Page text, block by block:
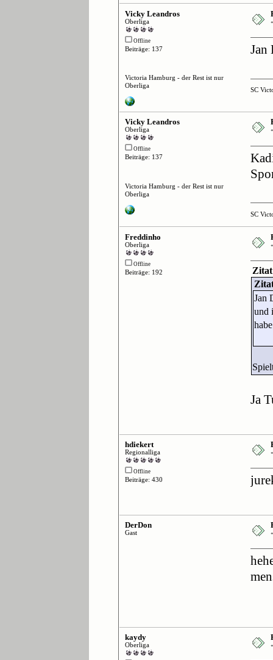
Vicky Leandros
Oberliga
Offline
Beiträge: 137
Victoria Hamburg - der Rest ist nur
Oberliga
Jan
SC
Vicky Leandros
Oberliga
Offline
Beiträge: 137
Victoria Hamburg - der Rest ist nur
Oberliga
SC
Freddinho
Oberliga
Offline
Beiträge: 192
Zitat
Jan
und
Ja
hdiekert
Regionalliga
Offline
Beiträge: 430
DerDon
Gast
kaydy
Oberliga